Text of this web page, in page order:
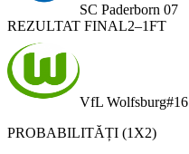
SC Paderborn 07
REZULTAT FINAL2–1FT
VfL Wolfsburg#16
PROBABILITĂȚI (1X2)